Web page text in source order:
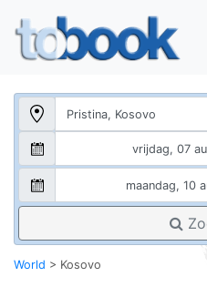
World > Kosovo